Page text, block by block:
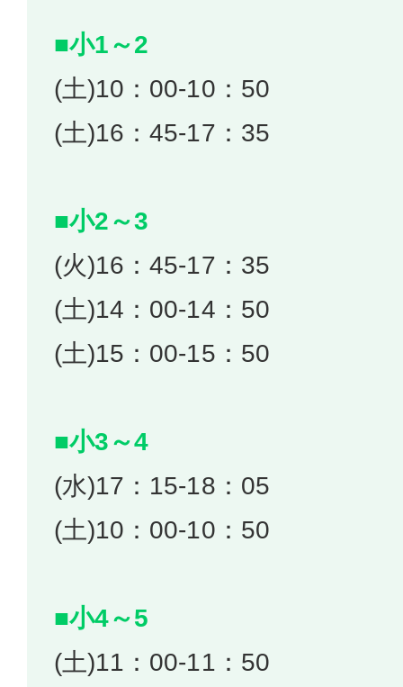
■小1～2
(土)10：00-10：50
(土)16：45-17：35
■小2～3
(火)16：45-17：35
(土)14：00-14：50
(土)15：00-15：50
■小3～4
(水)17：15-18：05
(土)10：00-10：50
■小4～5
(土)11：00-11：50